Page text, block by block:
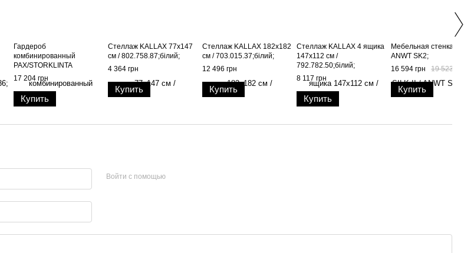
Гардероб
комбинированный
PAX/STORKLINTA
100х60х236 см /
595.625.88;дуб/білий;
17 204 грн
Купить
Стеллаж KALLAX 77x147
см / 802.758.87;білий;
4 364 грн
Купить
Стеллаж KALLAX 182x182
см / 703.015.37;білий;
12 496 грн
Купить
Стеллаж KALLAX 4 ящика
147x112 см /
792.782.50;білий;
8 117 грн
Купить
Мебельная стенка
ANWT SK2;
16 594 грн
19 523
Купить
Войти с помощью